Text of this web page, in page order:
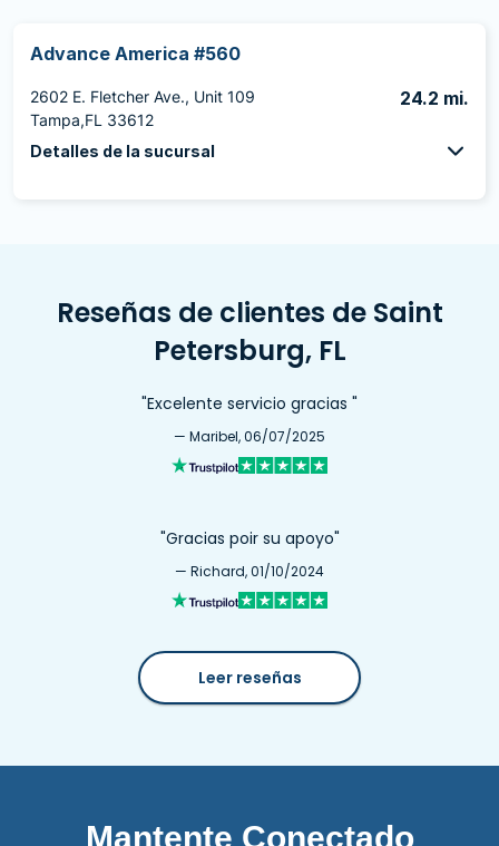
Advance America #560
2602 E. Fletcher Ave., Unit 109
Tampa,FL 33612
24.2 mi.
Detalles de la sucursal
Reseñas de clientes de Saint
Petersburg, FL
"Excelente servicio gracias "
— Maribel, 06/07/2025
"Gracias poir su apoyo"
— Richard, 01/10/2024
Leer reseñas